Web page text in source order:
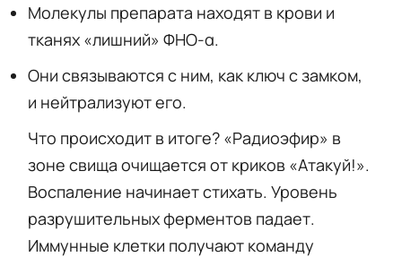
Молекулы препарата находят в крови и
тканях «лишний» ФНО-α.
Они связываются с ним, как ключ с замком,
и нейтрализуют его.
Что происходит в итоге? «Радиоэфир» в
зоне свища очищается от криков «Атакуй!».
Воспаление начинает стихать. Уровень
разрушительных ферментов падает.
Иммунные клетки получают команду